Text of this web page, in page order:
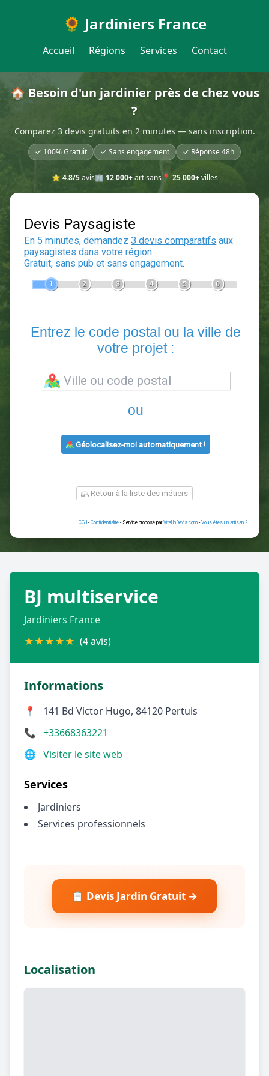
🌻 Jardiniers France
Accueil Régions Services Contact
🏠 Besoin d'un jardinier près de chez vous
?
Comparez 3 devis gratuits en 2 minutes — sans inscription.
✓ 100% Gratuit ✓ Sans engagement ✓ Réponse 48h
⭐ 4.8/5avis🏢 12 000+artisans📍 25 000+villes
Devis Paysagiste
En 5 minutes, demandez3 devis comparatifs
2 3
Entrez le code postal ou la
ou
Retour à la liste des métiers
CGU -
BJ multiservice
Jardiniers France
★★★★★ (4 avis)
Informations
📍
141 Bd Victor Hugo, 84120 Pertuis
📞 +33668363221
🌐 Visiter le site web
Services
Jardiniers
Services professionnels
📋 Devis Jardin Gratuit →
Localisation